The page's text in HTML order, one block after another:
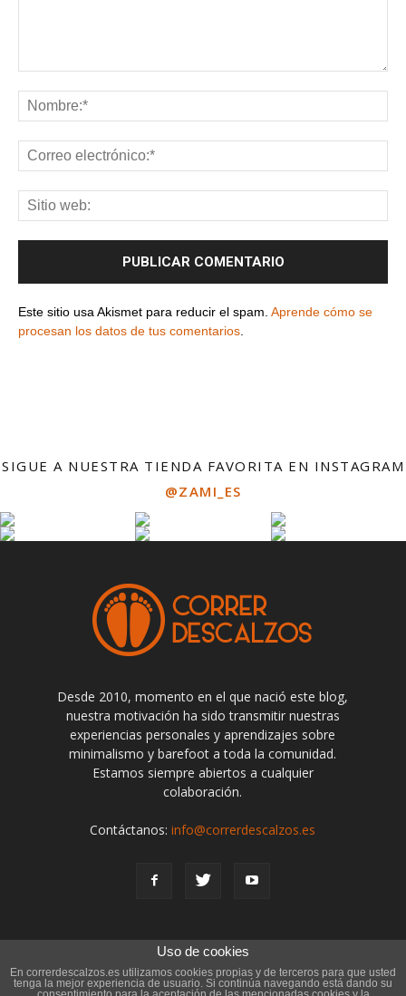
Este sitio usa Akismet para reducir el spam. Aprende cómo se
procesan los datos de tus comentarios
SIGUE A NUESTRA TIENDA FAVORITA EN INSTAGRAM
@ZAMI_ES
Desde 2010, momento en el que nació este blog,
nuestra motivación ha sido transmitir nuestras
experiencias personales y aprendizajes sobre
minimalismo y barefoot a toda la comunidad.
Estamos siempre abiertos a cualquier
colaboración.
Contáctanos:info@correrdescalzos.es
Técnica de Carrera
Calzado Minimalistas
ESTUDIOS CIENTÍFICOS
ACTUALIDAD BAREFOOT
Uso de cookies
En correrdescalzos.es utilizamos cookies propias y de terceros para que usted
tenga la mejor experiencia de usuario. Si continúa navegando está dando su